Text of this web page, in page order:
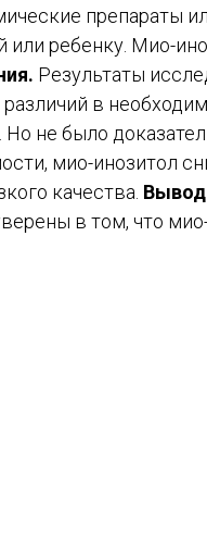
препараты
или ребенку. Мио-
Результаты
различий в
не было
мио-инозитол
качества.
в том, что